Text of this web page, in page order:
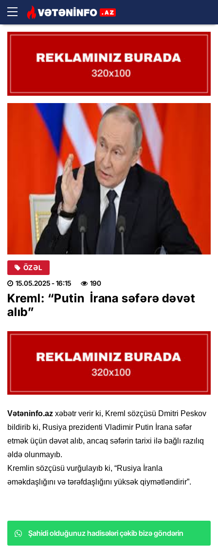
ÖZƏL
15.05.2025- 16:15 190
Kreml: “Putin İrana səfərə dəvət
alıb”
Vətəninfo.az xəbətr verir ki, Kreml sözçüsü Dmitri Peskov
bildirib ki, Rusiya prezidenti Vladimir Putin İrana səfər
etmək üçün dəvət alıb, ancaq səfərin tarixi ilə bağlı razılıq
əldə olunmayıb.
Kremlin sözçüsü vurğulayıb ki, “Rusiya İranla
əməkdaşlığını və tərəfdaşlığını yüksək qiymətləndirir”.
Şahidi olduğunuz hadisələri çəkib bizə göndərin